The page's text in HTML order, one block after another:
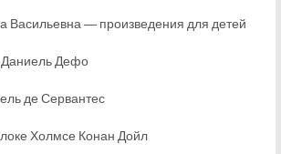
Васильевна ― произведения для детей
Даниель Дефо
де Сервантес
Холмсе Конан Дойл